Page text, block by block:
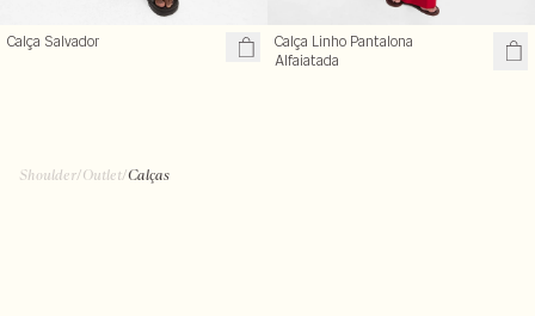
Calça Salvador
Calça Linho Pantalona
Alfaiatada
Shoulder/Outlet/Calças